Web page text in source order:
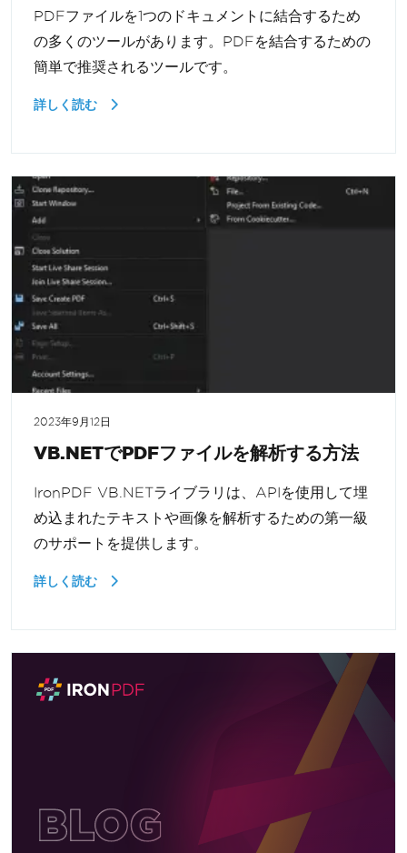
PDFファイルを1つのドキュメントに結合するため
の多くのツールがあります。PDFを結合するための
簡単で推奨されるツールです。
詳しく読む
2023年9月12日
VB.NETでPDFファイルを解析する方法
IronPDF VB.NETライブラリは、APIを使用して埋
め込まれたテキストや画像を解析するための第一級
のサポートを提供します。
詳しく読む